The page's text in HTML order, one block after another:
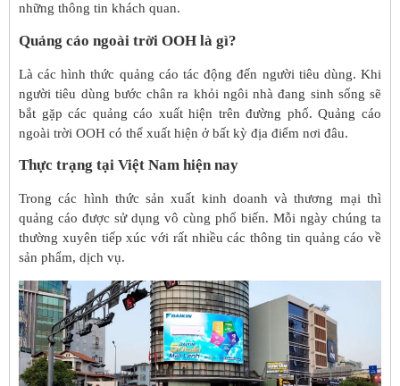
những thông tin khách quan.
Quảng cáo ngoài trời OOH là gì?
Là các hình thức quảng cáo tác động đến người tiêu dùng. Khi
người tiêu dùng bước chân ra khỏi ngôi nhà đang sinh sống sẽ
bắt gặp các quảng cáo xuất hiện trên đường phố. Quảng cáo
ngoài trời OOH có thể xuất hiện ở bất kỳ địa điểm nơi đâu.
Thực trạng tại Việt Nam hiện nay
Trong các hình thức sản xuất kinh doanh và thương mại thì
quảng cáo được sử dụng vô cùng phổ biến. Mỗi ngày chúng ta
thường xuyên tiếp xúc với rất nhiều các thông tin quảng cáo về
sản phẩm, dịch vụ.